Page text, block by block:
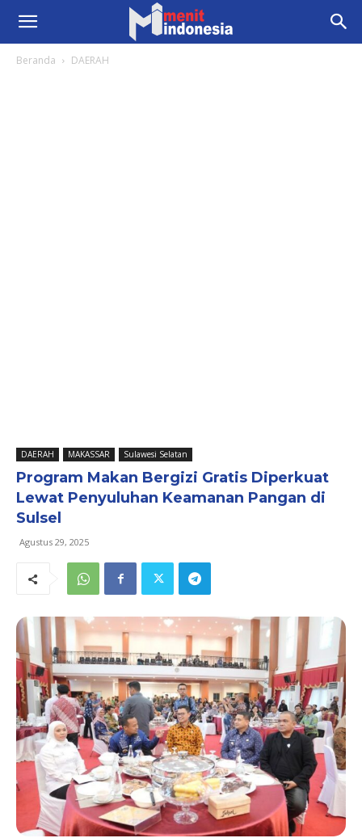
Beranda DAERAH
DAERAH MAKASSAR Sulawesi Selatan
Program Makan Bergizi Gratis Diperkuat
Lewat Penyuluhan Keamanan Pangan di
Sulsel
Agustus 29, 2025